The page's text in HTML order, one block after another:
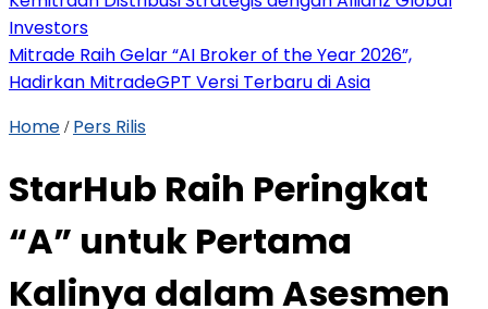
Investors
Mitrade Raih Gelar “AI Broker of the Year 2026”,
Hadirkan MitradeGPT Versi Terbaru di Asia
Home / Pers Rilis
StarHub Raih Peringkat
“A” untuk Pertama
Kalinya dalam Asesmen